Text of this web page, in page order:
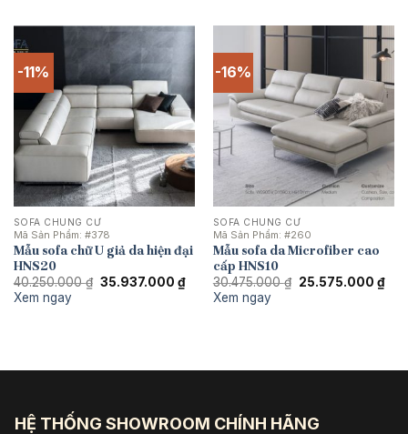
-11%
SOFA CHUNG CƯ
Mã Sản Phẩm: #378
Mẫu sofa chữ U giả da hiện đại
HNS20
40.250.000₫ Giá
35.937.000 ₫Giá
hiện
Xem ngay
-16%
SOFA CHUNG CƯ
Mã Sản Phẩm: #260
Mẫu sofa da Microfiber cao
cấp HNS10
30.475.000₫ Giá
25.575.000 ₫Giá
hiện
Xem ngay
HỆ THỐNG SHOWROOM CHÍNH HÃNG